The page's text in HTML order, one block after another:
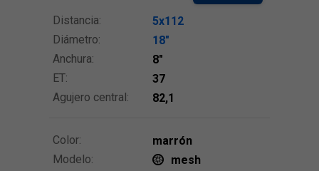
Distancia:
5x112
Diámetro:
18″
Anchura:
8″
ET:
37
Agujero central:
82,1
Color:
marrón
Modelo:
mesh